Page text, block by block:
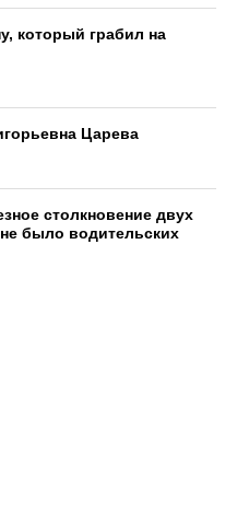
который грабил на
Царева
столкновение двух
было водительских